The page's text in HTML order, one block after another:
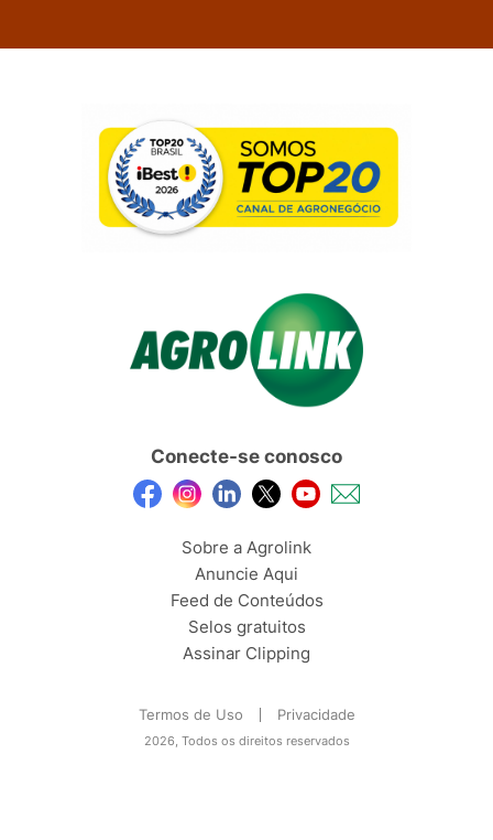
Conecte-se conosco
Sobre a Agrolink
Anuncie Aqui
Feed de Conteúdos
Selos gratuitos
Assinar Clipping
Termos de Uso Privacidade
2026, Todos os direitos reservados